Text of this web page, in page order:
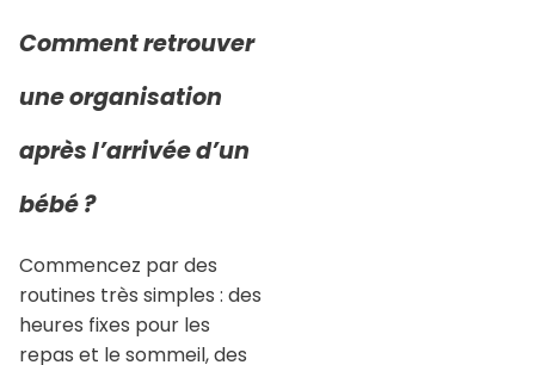
Comment retrouver
une organisation
après l’arrivée d’un
bébé ?
Commencez par des
routines très simples : des
heures fixes pour les
repas et le sommeil, des